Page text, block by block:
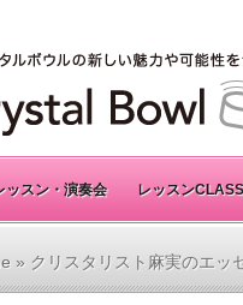
ッスン・演奏会 レッスンCLASS
» クリスタリスト麻実のエッ